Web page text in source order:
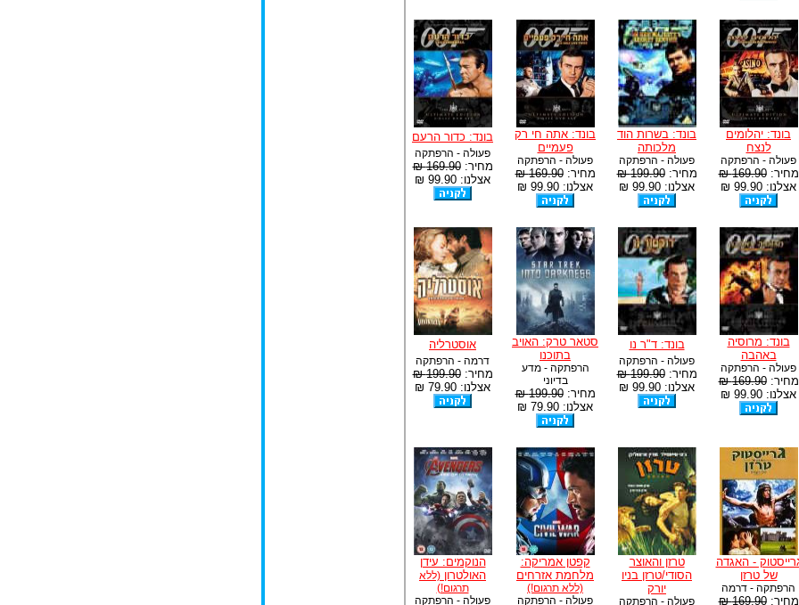
בונד: יהלומים
לנצח
פעולה - הרפתקה
מחיר:169.90 ₪
אצלנו: 99.90 ₪
בונד: בשרות הוד
מלכותה
פעולה - הרפתקה
מחיר:199.90 ₪
אצלנו: 99.90 ₪
בונד: אתה חי רק
פעמיים
פעולה - הרפתקה
מחיר:169.90 ₪
אצלנו: 99.90 ₪
בונד: כדור הרעם
פעולה - הרפתקה
מחיר:169.90 ₪
אצלנו: 99.90 ₪
בונד: מרוסיה
באהבה
פעולה - הרפתקה
מחיר:169.90 ₪
אצלנו: 99.90 ₪
בונד: ד"ר נו
פעולה - הרפתקה
מחיר:199.90 ₪
אצלנו: 99.90 ₪
סטאר טרק: האויב
בתוכנו
הרפתקה - מדע
בדיוני
מחיר:199.90 ₪
אצלנו: 79.90 ₪
אוסטרליה
דרמה - הרפתקה
מחיר:199.90 ₪
אצלנו: 79.90 ₪
- האגדה
של טרזן
הרפתקה - דרמה
מחיר:169.90 ₪
טרזן והאוצר
הסודי/טרזן בניו
יורק
פעולה - הרפתקה
קפטן אמריקה:
מלחמת אזרחים
(ללא תרגום!)
פעולה - הרפתקה
הנוקמים: עידן
האולטרון (ללא
תרגום!)
פעולה - הרפתקה